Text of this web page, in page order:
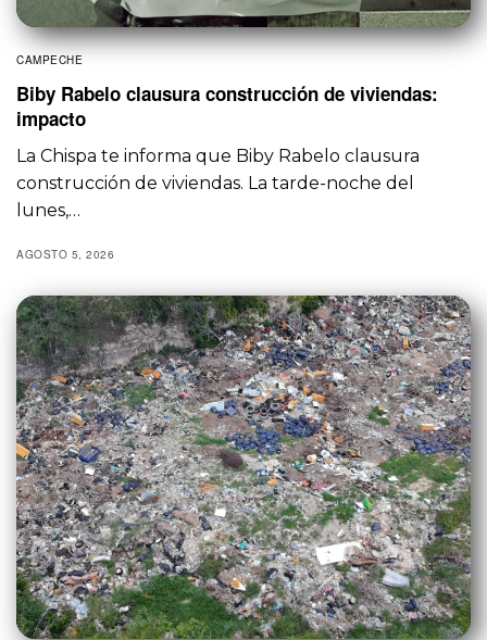
CAMPECHE
Biby Rabelo clausura construcción de viviendas:
impacto
La Chispa te informa que Biby Rabelo clausura
construcción de viviendas. La tarde-noche del
lunes,…
AGOSTO 5, 2026